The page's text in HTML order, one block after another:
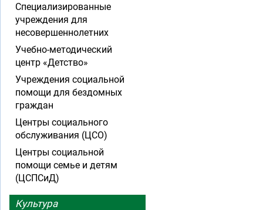
Специализированные
учреждения для
несовершеннолетних
Учебно-методический
центр «Детство»
Учреждения социальной
помощи для бездомных
граждан
Центры социального
обслуживания (ЦСО)
Центры социальной
помощи семье и детям
(ЦСПСиД)
Культура